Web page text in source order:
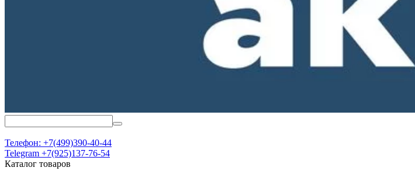
Телефон: +7(499)390-40-44
Telegram +7(925)137-76-54
Каталог товаров